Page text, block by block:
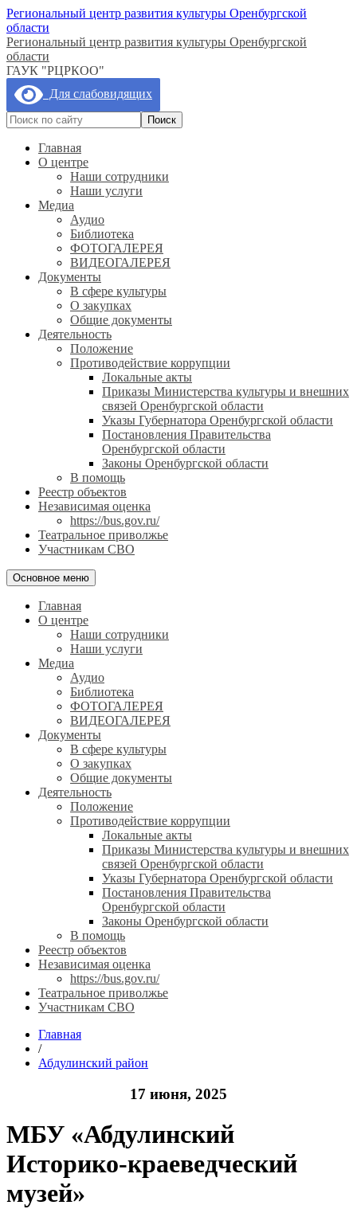
Региональный центр развития культуры Оренбургской
области
Региональный центр развития культуры Оренбургской
области
ГАУК "РЦРКОО"
Для слабовидящих
Главная
О центре
Наши сотрудники
Наши услуги
Медиа
Аудио
Библиотека
ФОТОГАЛЕРЕЯ
ВИДЕОГАЛЕРЕЯ
Документы
В сфере культуры
О закупках
Общие документы
Деятельность
Положение
Противодействие коррупции
Локальные акты
Приказы Министерства культуры и внешних
связей Оренбургской области
Указы Губернатора Оренбургской области
Постановления Правительства
Оренбургской области
Законы Оренбургской области
В помощь
Реестр объектов
Независимая оценка
https://bus.gov.ru/
Театральное приволжье
Участникам СВО
Основное меню
Главная
О центре
Наши сотрудники
Наши услуги
Медиа
Аудио
Библиотека
ФОТОГАЛЕРЕЯ
ВИДЕОГАЛЕРЕЯ
Документы
В сфере культуры
О закупках
Общие документы
Деятельность
Положение
Противодействие коррупции
Локальные акты
Приказы Министерства культуры и внешних
связей Оренбургской области
Указы Губернатора Оренбургской области
Постановления Правительства
Оренбургской области
Законы Оренбургской области
В помощь
Реестр объектов
Независимая оценка
https://bus.gov.ru/
Театральное приволжье
Участникам СВО
Главная
/
Абдулинский район
17 июня, 2025
МБУ «Абдулинский
Историко-краеведческий
музей»